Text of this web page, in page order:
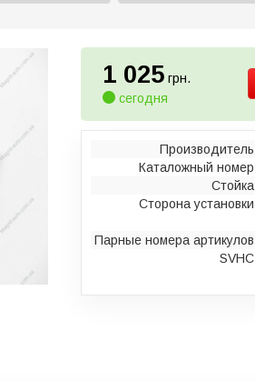
1 025 грн.
сегодня
Производитель
Каталожный номер
Стойка
Сторона установки
Парные номера артикулов
SVHC